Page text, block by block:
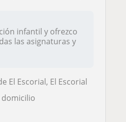
infantil y ofrezco
las asignaturas y
El Escorial, El Escorial
domicilio